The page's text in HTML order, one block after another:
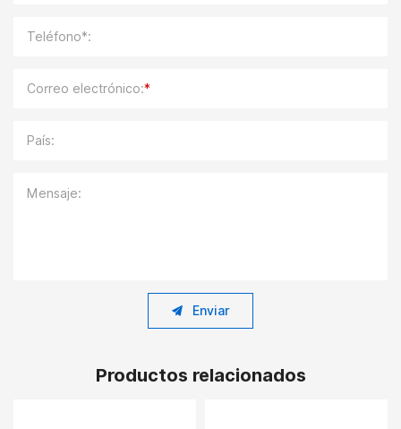
Teléfono*:
Correo electrónico:*
País:
Mensaje:
Enviar
Productos relacionados